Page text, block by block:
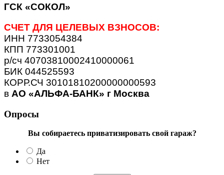
ГСК «СОКОЛ»
СЧЕТ ДЛЯ ЦЕЛЕВЫХ ВЗНОСОВ:
ИНН 7733054384
КПП 773301001
р/сч 40703810002410000061
БИК 044525593
КОРР.СЧ 30101810200000000593
в АО «АЛЬФА-БАНК» г Москва
Опросы
Вы собираетесь приватизировать свой гараж?
Да
Нет